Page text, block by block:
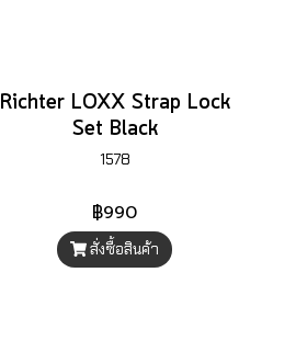
Richter LOXX Strap Lock
Set Black
1578
฿990
สั่งซื้อสินค้า